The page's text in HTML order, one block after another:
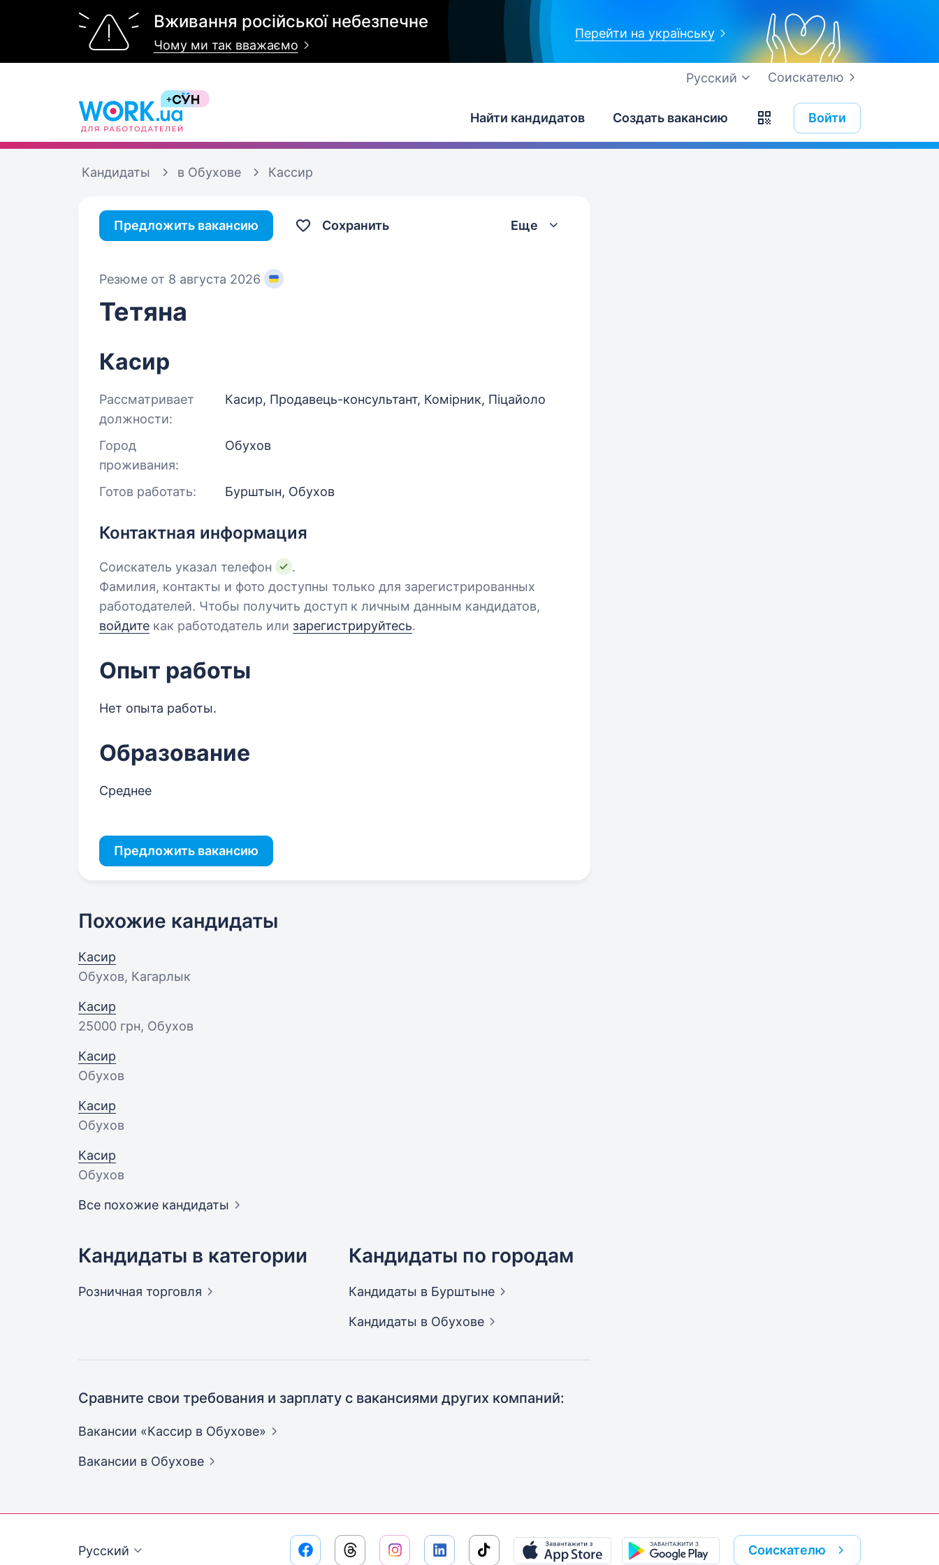
Вживання російської небезпечне
Чому ми так вважаємо
Перейти на українську
Соискателю
Русский
Найти кандидатов Создать вакансию Войти
Кандидаты в Обухове Кассир
Предложить вакансию Сохранить Еще
Резюме от 8 августа 2026
Тетяна
Касир
Рассматривает
должности:
Касир, Продавець-консультант, Комірник, Піцайоло
Город
проживания:
Обухов
Готов работать: Бурштын, Обухов
Контактная информация
Соискатель указал телефон
.
Фамилия, контакты и фото доступны только для зарегистрированных
работодателей. Чтобы получить доступ к личным данным кандидатов,
войдите как работодатель или зарегистрируйтесь.
Опыт работы
Нет опыта работы.
Образование
Среднее
Предложить вакансию
Похожие кандидаты
Касир
Обухов, Кагарлык
Касир
25000 грн, Обухов
Касир
Обухов
Касир
Обухов
Касир
Обухов
Все похожие кандидаты
Кандидаты в категории
Розничная торговля
Кандидаты по городам
Кандидаты в Бурштыне
Кандидаты в Обухове
Сравните свои требования и зарплату с вакансиями других компаний:
Вакансии «Кассир в Обухове»
Вакансии в Обухове
Русский Соискателю